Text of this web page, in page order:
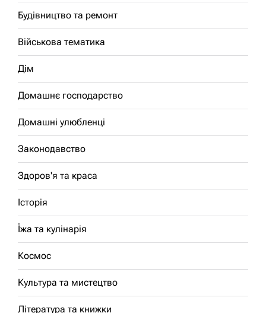
Будівництво та ремонт
Військова тематика
Дім
Домашнє господарство
Домашні улюбленці
Законодавство
Здоров'я та краса
Історія
Їжа та кулінарія
Космос
Культура та мистецтво
Література та книжки